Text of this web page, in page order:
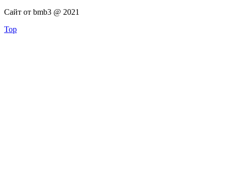
Сайт от bmb3 @ 2021
Top